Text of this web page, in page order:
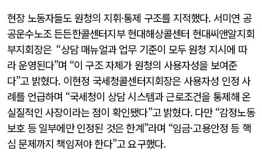
현장 노동자들도 원청의 지휘·통제 구조를 지적했다. 서미연 공
공운수노조 든든한콜센터지부 현대해상콜센터 현대씨앤알지회
부지회장은 “상담 매뉴얼과 업무 기준이 모두 원청 지시에 따
라 운영된다”며 “이 구조 자체가 원청의 사용자성을 보여준
다”고 밝혔다. 이현정 국세청콜센터지회장은 사용자성 인정 사
례를 언급하며 “국세청이 상담 시스템과 근로조건을 통제해 온
실질적인 사장이라는 점이 확인됐다”고 밝혔다. 다만 “감정노동
보호 등 일부에만 인정된 것은 한계”라며 “임금·고용안정 등 핵
심 문제까지 책임져야 한다”고 요구했다.